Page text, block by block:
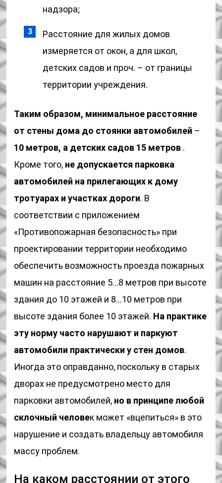
надзора;
Расстояние для жилых домов
измеряется от окон, а для школ,
детских садов и проч. – от границы
территории учреждения.
Таким образом, минимальное расстояние
от стены дома до стоянки автомобилей –
10 метров, а детских садов 15 метров .
Кроме того, не допускается парковка
автомобилей на прилегающих к дому
тротуарах и участках дороги. В
соответствии с приложением
«Противопожарная безопасность» при
проектировании территории необходимо
обеспечить возможность проезда пожарных
машин на расстояние 5…8 метров при высоте
здания до 10 этажей и 8…10 метров при
высоте здания более 10 этажей. На практике
эту норму часто нарушают и паркуют
автомобили практически у стен домов.
Иногда это оправданно, поскольку в старых
дворах не предусмотрено место для
парковки автомобилей, но в принципе любой
склочный человек может «вцепиться» в это
нарушение и создать владельцу автомобиля
массу проблем.
На каком расстоянии от этого